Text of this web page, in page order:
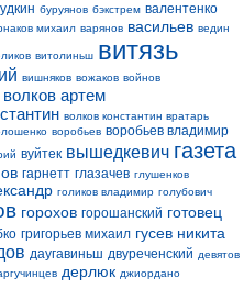
буруянов бэкстрем валентенко
михаил варянов васильев ведин
витолиньш витязь
вишняков вожаков войнов
волков артем
волков константин вратарь
воробьев воробьев владимир
вуйтек вышедкевич газета
гарнетт глазачев глушенков
голиков владимир голубович
горохов горошанский готовец
григорьев михаил гусев никита
даугавиньш двуреченский девятов
дерлюк джиордано